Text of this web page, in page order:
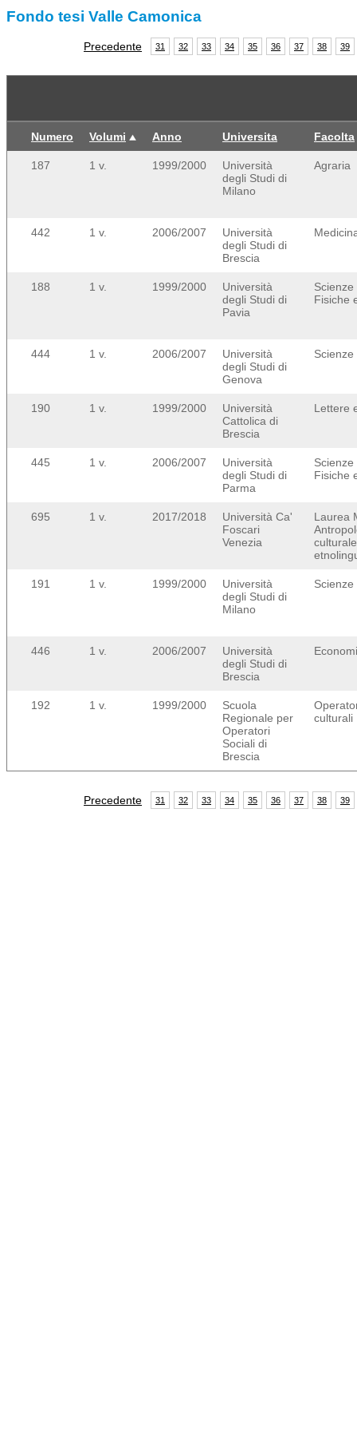
Fondo tesi Valle Camonica
Precedente 31 32 33 34 35 36 37 38 39
Numero Volumi Anno Universita Facolta
187 1 v. 1999/2000
Università
degli Studi di
Milano
Agraria
442 1 v. 2006/2007
Università
degli Studi di
Brescia
188 1 v. 1999/2000
Università
degli Studi di
Pavia
Fisiche
444 1 v. 2006/2007
Università
degli Studi di
Genova
190 1 v. 1999/2000
Università
Cattolica di
Brescia
Lettere
445 1 v. 2006/2007
Università
degli Studi di
Parma
Fisiche
695 1 v. 2017/2018
Università Ca'
Foscari
Venezia
Laurea
191 1 v. 1999/2000
Università
degli Studi di
Milano
446 1 v. 2006/2007
Università
degli Studi di
Brescia
192 1 v. 1999/2000
Scuola
Regionale per
Operatori
Sociali di
Brescia
culturali
Precedente 31 32 33 34 35 36 37 38 39